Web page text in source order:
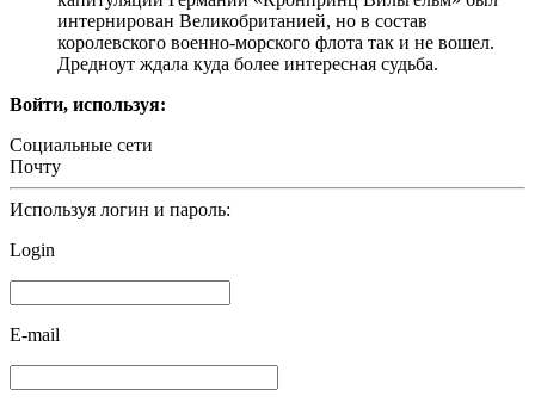
интернирован Великобританией, но в состав
королевского военно-морского флота так и не вошел.
Дредноут ждала куда более интересная судьба.
Войти, используя:
Социальные сети
Почту
Используя логин и пароль:
Login
E-mail